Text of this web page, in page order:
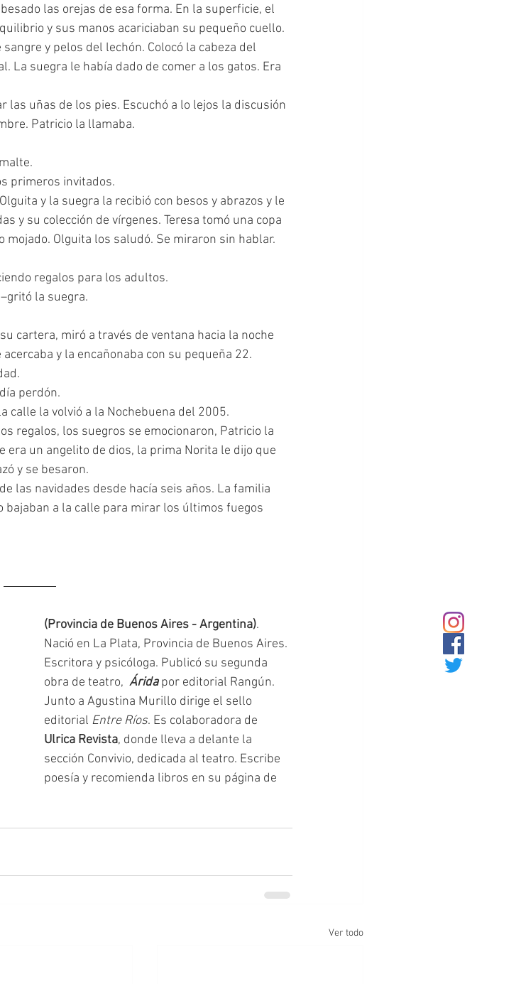
las orejas de esa forma. En la superficie, el
y sus manos acariciaban su pequeño cuello.
La suegra le había dado de comer a los gatos. Era
Patricio la llamaba.
primeros invitados.
y su colección de vírgenes. Teresa tomó una copa
mojado. Olguita los saludó. Se miraron sin hablar.
regalos para los adultos.
la suegra.
y la encañonaba con su pequeña 22.
perdón.
calle la volvió a la Nochebuena del 2005.
era un angelito de dios, la prima Norita le dijo que
y se besaron.
bajaban a la calle para mirar los últimos fuegos
(Provincia de Buenos Aires - Argentina).
Nació en La Plata, Provincia de Buenos Aires.
Escritora y psicóloga. Publicó su segunda
obra de teatro, Árida por editorial Rangún.
Junto a Agustina Murillo dirige el sello
editorial Entre Ríos. Es colaboradora de
Ulrica Revista, donde lleva a delante la
sección Convivio, dedicada al teatro. Escribe
poesía y recomienda libros en su página de
Ver todo